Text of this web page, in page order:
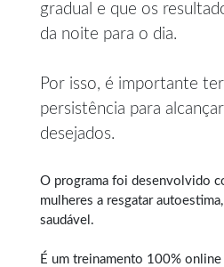
gradual e que os
da noite para o dia.
Por isso, é importante
persistência para
desejados.
O programa foi desenvolvido
mulheres a resgatar
saudável .
É um treinamento 100%